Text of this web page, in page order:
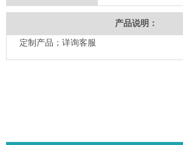
产品说明：
定制产品；详询客服